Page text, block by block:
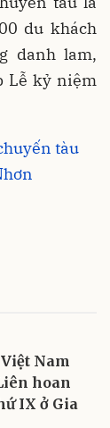
du khách
danh lam,
Lễ kỷ niệm
tàu
Nam
hoan
IX ở Gia